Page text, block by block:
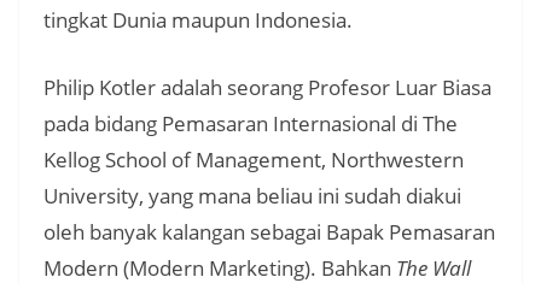
tingkat Dunia maupun Indonesia.
Philip Kotler adalah seorang Profesor Luar Biasa
pada bidang Pemasaran Internasional di The
Kellog School of Management, Northwestern
University, yang mana beliau ini sudah diakui
oleh banyak kalangan sebagai Bapak Pemasaran
Modern (Modern Marketing). Bahkan The Wall